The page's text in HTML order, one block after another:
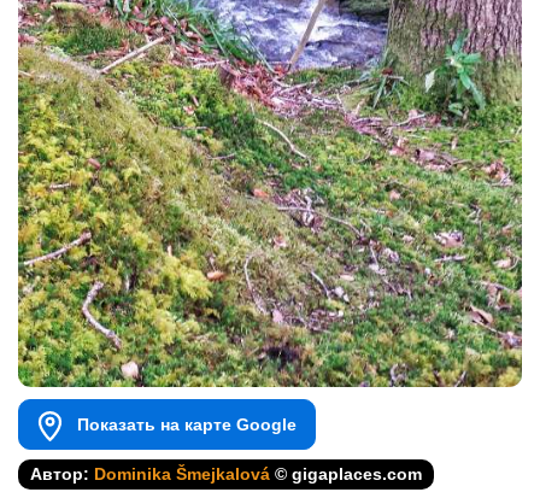
Показать на карте Google
Автор: Dominika Šmejkalová © gigaplaces.com